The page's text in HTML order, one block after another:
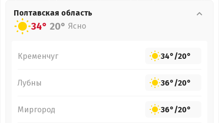
Полтавская область
34° 20° Ясно
Кременчуг 34°/20°
Лубны 36°/20°
Миргород 36°/20°